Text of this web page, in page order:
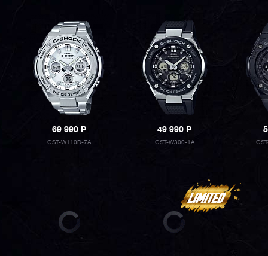
69 990P
GST-W110D-7A
49 990P
GST-W300-1A